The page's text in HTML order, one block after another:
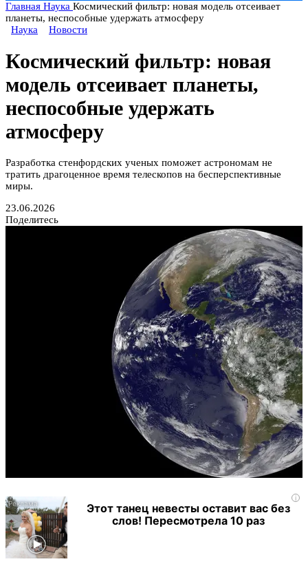
Главная Наука Космический фильтр: новая модель отсеивает
планеты, неспособные удержать атмосферу
Наука
Новости
Космический фильтр: новая
модель отсеивает планеты,
неспособные удержать
атмосферу
Разработка стенфордских ученых поможет астрономам не
тратить драгоценное время телескопов на бесперспективные
миры.
23.06.2026
Поделитесь
i
Этот танец невесты оставит вас без
слов! Пересмотрела 10 раз